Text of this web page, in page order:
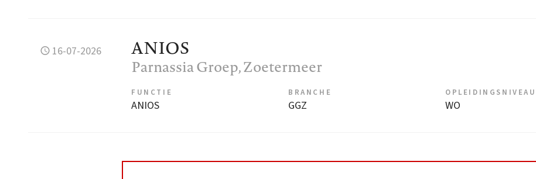
16-07-2026 ANIOS
Parnassia Groep, Zoetermeer
FUNCTIE
ANIOS
BRANCHE
GGZ
OPLEIDINGSNIVEAU
WO